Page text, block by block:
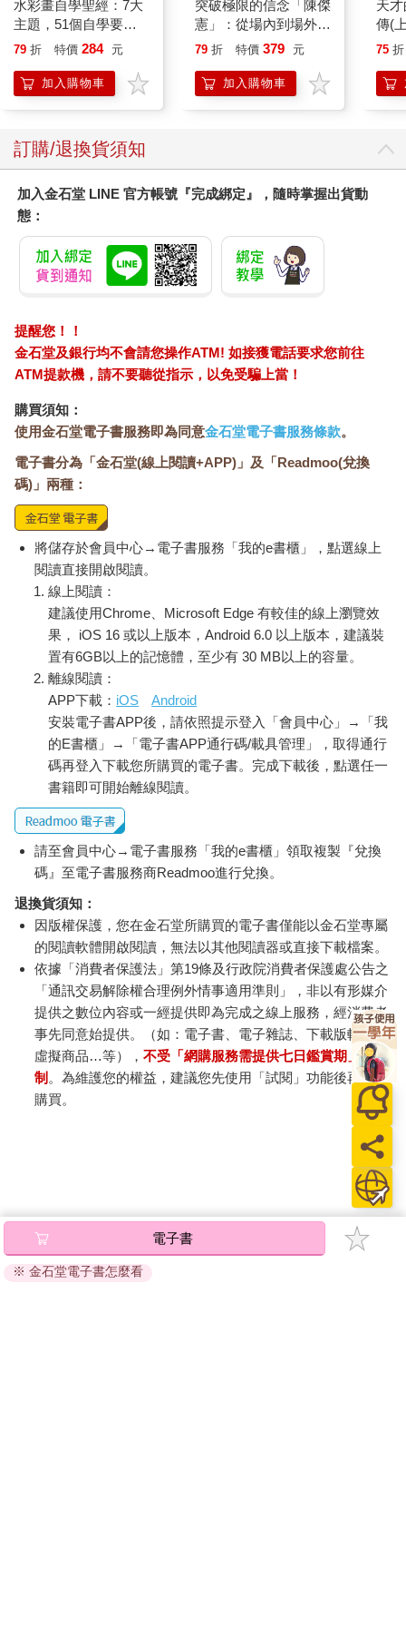
水彩畫自學聖經：7大
主題，51個自學要
點，一本最全面的水彩
79 折 特價 284 元
加入購物車
突破極限的信念「陳傑
憲」：從場內到場外，
台灣隊長全力以赴的堅
「日常私服小卡組」）
79 折 特價 379 元
加入購物車
天
傳(
75 折
訂購/退換貨須知
加入金石堂 LINE 官方帳號『完成綁定』，隨時掌握出貨動
態：
提醒您！！
金石堂及銀行均不會請您操作ATM! 如接獲電話要求您前往
ATM提款機，請不要聽從指示，以免受騙上當！
購買須知：
使用金石堂電子書服務即為同意金石堂電子書服務條款。
電子書分為「金石堂(線上閱讀+APP)」及「Readmoo(兌換
碼)」兩種：
將儲存於會員中心→電子書服務「我的e書櫃」，點選線上
閱讀直接開啟閱讀。
線上閱讀：
建議使用Chrome、Microsoft Edge 有較佳的線上瀏覽效
果， iOS 16 或以上版本，Android 6.0 以上版本，建議裝
置有6GB以上的記憶體，至少有 30 MB以上的容量。
離線閱讀：
APP下載： iOS
Android
安裝電子書APP後，請依照提示登入「會員中心」→「我
的E書櫃」→「電子書APP通行碼/載具管理」，取得通行
碼再登入下載您所購買的電子書。完成下載後，點選任一
書籍即可開始離線閱讀。
請至會員中心→電子書服務「我的e書櫃」領取複製『兌換
碼』至電子書服務商Readmoo進行兌換。
退換貨須知：
因版權保護，您在金石堂所購買的電子書僅能以金石堂專屬
的閱讀軟體開啟閱讀，無法以其他閱讀器或直接下載檔案。
依據「消費者保護法」第19條及行政院消費者保護處公告之
「通訊交易解除權合理例外情事適用準則」，非以有形媒介
提供之數位內容或一經提供即為完成之線上服務，經消費者
事先同意始提供。（如：電子書、電子雜誌、下載版軟體、
虛擬商品…等），不受「網購服務需提供七日鑑賞期」的限
制 。為維護您的權益，建議您先使用「試閱」功能後再付款
購買。
電子書
※ 金石堂電子書怎麼看